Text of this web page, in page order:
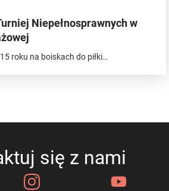
Niepełnosprawnych w
roku na boiskach do piłki…
się z nami